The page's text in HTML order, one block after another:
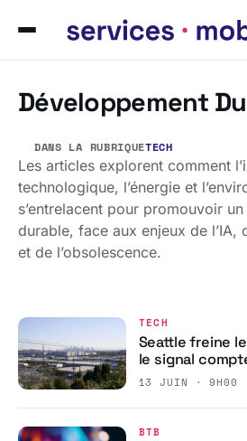
Développement
DANS LA RUBRIQUETECH
Les articles explorent comment
technologique, l’énergie et
s’entrelacent pour promouvoir
durable, face aux enjeux de l’IA,
et de l’obsolescence.
TECH
Seattle freine
le signal
13 JUIN · 9H00
BTB